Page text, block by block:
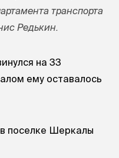
транспорта
Редькин.
на 33
ему оставалось
поселке Шеркалы